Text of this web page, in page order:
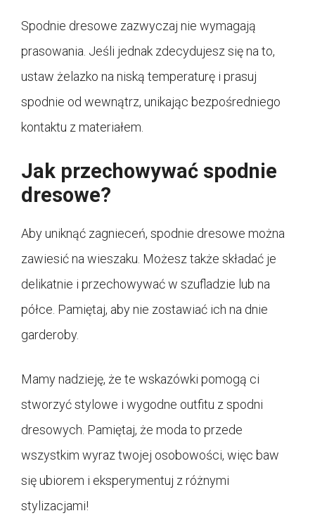
Spodnie dresowe zazwyczaj nie wymagają
prasowania. Jeśli jednak zdecydujesz się na to,
ustaw żelazko na niską temperaturę i prasuj
spodnie od wewnątrz, unikając bezpośredniego
kontaktu z materiałem.
Jak przechowywać spodnie
dresowe?
Aby uniknąć zagnieceń, spodnie dresowe można
zawiesić na wieszaku. Możesz także składać je
delikatnie i przechowywać w szufladzie lub na
półce. Pamiętaj, aby nie zostawiać ich na dnie
garderoby.
Mamy nadzieję, że te wskazówki pomogą ci
stworzyć stylowe i wygodne outfitu z spodni
dresowych. Pamiętaj, że moda to przede
wszystkim wyraz twojej osobowości, więc baw
się ubiorem i eksperymentuj z różnymi
stylizacjami!